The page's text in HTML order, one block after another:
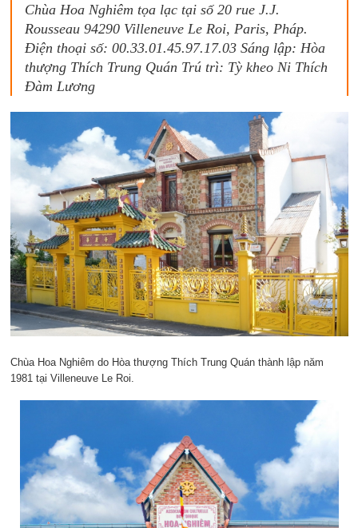
Chùa Hoa Nghiêm tọa lạc tại số 20 rue J.J.
Rousseau 94290 Villeneuve Le Roi, Paris, Pháp.
Điện thoại số: 00.33.01.45.97.17.03 Sáng lập: Hòa
thượng Thích Trung Quán Trú trì: Tỳ kheo Ni Thích
Đàm Lương
Chùa Hoa Nghiêm do Hòa thượng Thích Trung Quán thành lập năm
1981 tại Villeneuve Le Roi.